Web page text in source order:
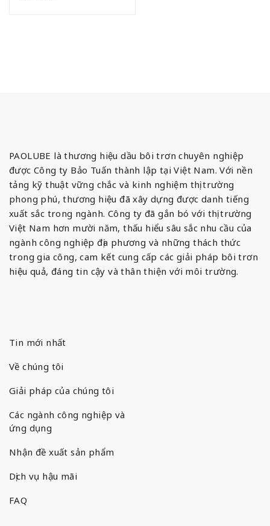
PAOLUBE là thương hiệu dầu bôi trơn chuyên nghiệp
được Công ty Bảo Tuấn thành lập tại Việt Nam. Với nền
tảng kỹ thuật vững chắc và kinh nghiệm thị trường
phong phú, thương hiệu đã xây dựng được danh tiếng
xuất sắc trong ngành. Công ty đã gắn bó với thị trường
Việt Nam hơn mười năm, thấu hiểu sâu sắc nhu cầu của
ngành công nghiệp địa phương và những thách thức
trong gia công, cam kết cung cấp các giải pháp bôi trơn
hiệu quả, đáng tin cậy và thân thiện với môi trường.
Tin mới nhất
Về chúng tôi
Giải pháp của chúng tôi
Các ngành công nghiệp và
ứng dụng
Nhận đề xuất sản phẩm
Dịch vụ hậu mãi
FAQ